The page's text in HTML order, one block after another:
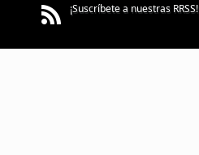
¡Suscríbete a nuestras RRSS!